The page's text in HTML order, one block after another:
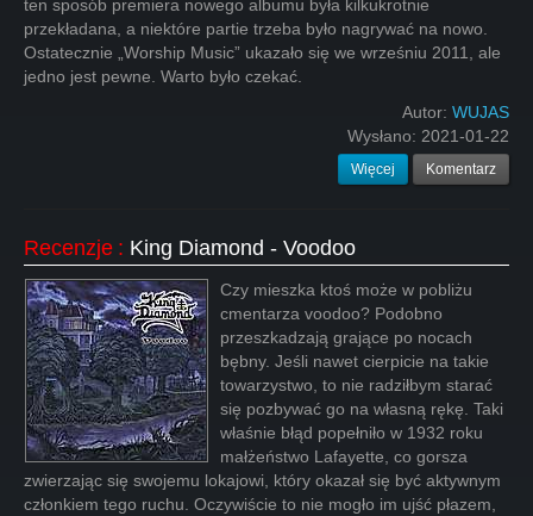
ten sposób premiera nowego albumu była kilkukrotnie
przekładana, a niektóre partie trzeba było nagrywać na nowo.
Ostatecznie „Worship Music” ukazało się we wrześniu 2011, ale
jedno jest pewne. Warto było czekać.
Autor: WUJAS
Wysłano: 2021-01-22
Więcej Komentarz
Recenzje : King Diamond - Voodoo
Czy mieszka ktoś może w pobliżu
cmentarza voodoo? Podobno
przeszkadzają grające po nocach
bębny. Jeśli nawet cierpicie na takie
towarzystwo, to nie radziłbym starać
się pozbywać go na własną rękę. Taki
właśnie błąd popełniło w 1932 roku
małżeństwo Lafayette, co gorsza
zwierzając się swojemu lokajowi, który okazał się być aktywnym
członkiem tego ruchu. Oczywiście to nie mogło im ujść płazem,